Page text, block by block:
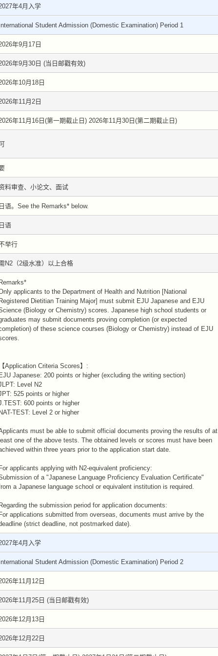
年4月入学
Student Admission (Domestic Examination) Period 1
年9月17日
年9月30日 (当日邮戳有效)
年10月18日
年11月2日
年11月16日(第一期截止日) 2026年11月30日(第二期截止日)
料审查、小论文、面试
语。See the Remarks* below.
语
举行
N2（2级水准）以上合格
applicants to the Department of Health and Nutrition [National
Dietitian Training Major] must submit EJU Japanese and EJU
(Biology or Chemistry) scores. Japanese high school students or
may submit documents proving completion (or expected
of these science courses (Biology or Chemistry) instead of EJU
Application Criteria Scores】:
Japanese: 200 points or higher (excluding the writing section)
Level N2
525 points or higher
600 points or higher
TEST: Level 2 or higher
must be able to submit official documents proving the results of at
one of the above tests. The obtained levels or scores must have been
within three years prior to the application start date.
applicants applying with N2-equivalent proficiency:
of a "Japanese Language Proficiency Evaluation Certificate"
a Japanese language school or equivalent institution is required.
the submission period for application documents:
applications submitted from overseas, documents must arrive by the
(strict deadline, not postmarked date).
年4月入学
Student Admission (Domestic Examination) Period 2
年11月12日
年11月25日 (当日邮戳有效)
年12月13日
年12月22日